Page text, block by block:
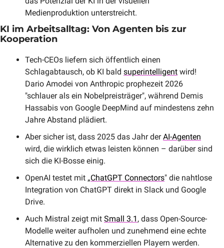
Medienproduktion unterstreicht.
KI im Arbeitsalltag: Von Agenten bis zur
Kooperation
Tech-CEOs liefern sich öffentlich einen
Schlagabtausch, ob KI bald superintelligent wird!
Dario Amodei von Anthropic prophezeit 2026
"schlauer als ein Nobelpreisträger", während Demis
Hassabis von Google DeepMind auf mindestens zehn
Jahre Abstand plädiert.
Aber sicher ist, dass 2025 das Jahr der AI-Agenten
wird, die wirklich etwas leisten können – darüber sind
sich die KI-Bosse einig.
OpenAI testet mit „ChatGPT Connectors" die nahtlose
Integration von ChatGPT direkt in Slack und Google
Drive.
Auch Mistral zeigt mit Small 3.1 , dass Open-Source-
Modelle weiter aufholen und zunehmend eine echte
Alternative zu den kommerziellen Playern werden.